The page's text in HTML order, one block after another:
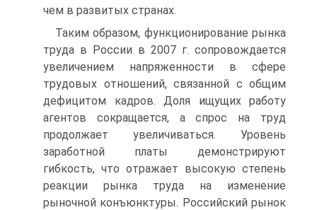
чем в развитых странах.
Таким образом, функционирование рынка
труда в России в 2007 г. сопровождается
увеличением напряженности в сфере
трудовых отношений, связанной с общим
дефицитом кадров. Доля ищущих работу
агентов сокращается, а спрос на труд
продолжает увеличиваться. Уровень
заработной платы демонстрируют
гибкость, что отражает высокую степень
реакции рынка труда на изменение
рыночной конъюнктуры. Российский рынок